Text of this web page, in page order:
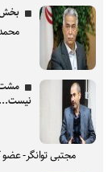
بخش
مشت
نیست...
مجتبی توانگر-